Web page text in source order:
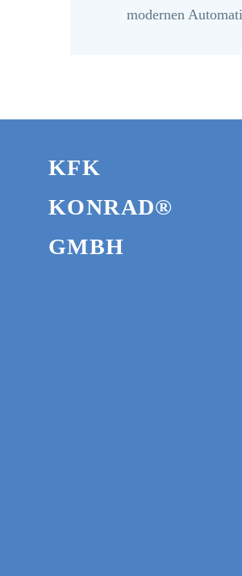
modernen
KFK
KONRAD®
GMBH